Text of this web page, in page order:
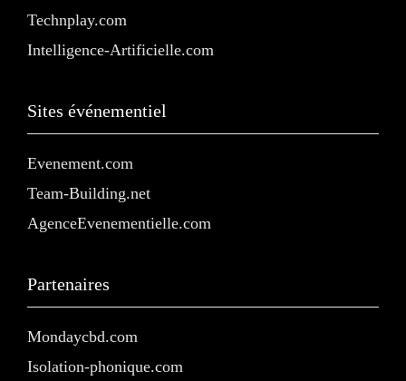
Technplay.com
Intelligence-Artificielle.com
Sites événementiel
Evenement.com
Team-Building.net
AgenceEvenementielle.com
Partenaires
Mondaycbd.com
Isolation-phonique.com